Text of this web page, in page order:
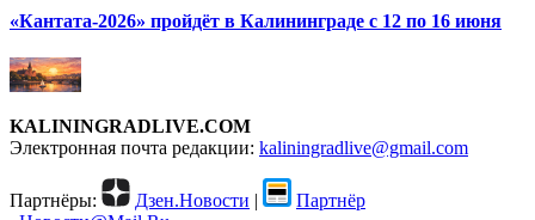
«Кантата-2026» пройдёт в Калининграде с 12 по 16 июня
KALININGRADLIVE.COM
Электронная почта редакции: kaliningradlive@gmail.com
Партнёры: Дзен.Новости |
Партнёр